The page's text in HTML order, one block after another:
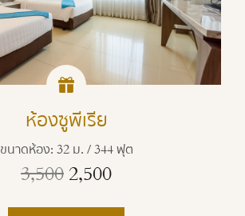
ห้องซูพีเรีย
ขนาดห้อง: 32 ม. / 344 ฟุต
3,5002,500